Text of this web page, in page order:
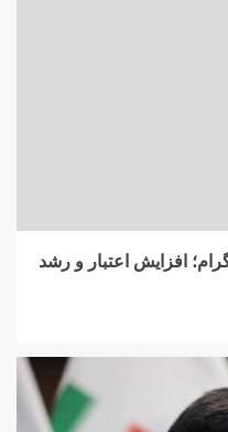
افزایش اعتبار و رشد